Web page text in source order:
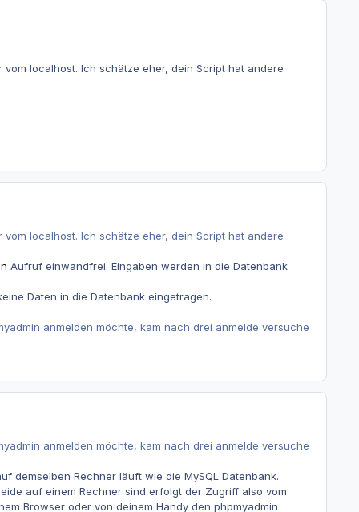
vom localhost. Ich schätze eher, dein Script hat andere
vom localhost. Ich schätze eher, dein Script hat andere
Aufruf einwandfrei. Eingaben werden in die Datenbank
Daten in die Datenbank eingetragen.
anmelden möchte, kam nach drei anmelde versuche
anmelden möchte, kam nach drei anmelde versuche
demselben Rechner läuft wie die MySQL Datenbank.
auf einem Rechner sind erfolgt der Zugriff also vom
Browser oder von deinem Handy den phpmyadmin